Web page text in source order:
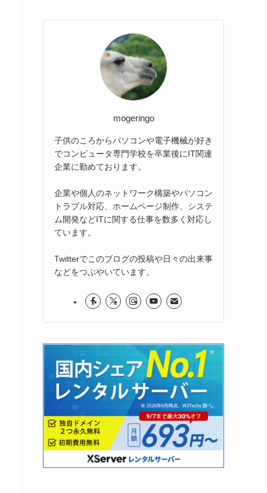
mogeringo
子供のころからパソコンや電子機械が好き
でコンピュータ専門学校を卒業後にIT関連
企業に勤めております。
企業や個人のネットワーク構築やパソコン
トラブル対応、ホームページ制作、システ
ム開発などITに関する仕事を数多く対応し
ています。
Twitterでこのブログの投稿や日々の出来事
などをつぶやいています。